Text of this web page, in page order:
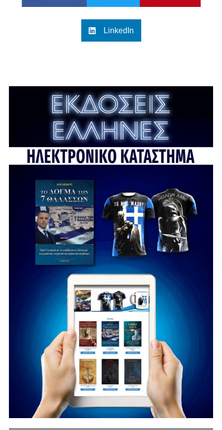
LinkedIn